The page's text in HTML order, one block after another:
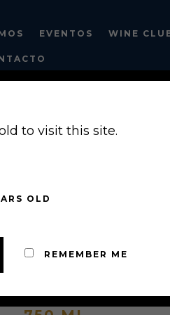
EVENTOS WINE
LINCE
MERLOT
VALLE DE
to visit this site.
OLD
REMEMBER ME